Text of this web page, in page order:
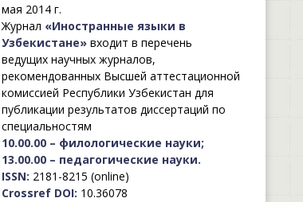
мая 2014 г.
Журнал «Иностранные языки в
Узбекистане»входит в перечень
ведущих научных журналов,
рекомендованных Высшей аттестационной
комиссией Республики Узбекистан для
публикации результатов диссертаций по
специальностям
10.00.00 – филологические науки;
13.00.00 – педагогические науки.
ISSN: 2181-8215 (online)
Crossref DOI: 10.36078